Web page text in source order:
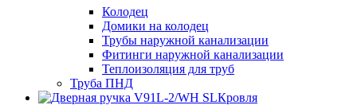
Колодец
Домики на колодец
Трубы наружной канализации
Фитинги наружной канализации
Теплоизоляция для труб
Труба ПНД
Кровля